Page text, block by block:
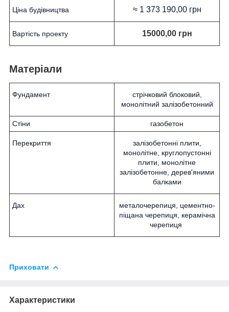
Ціна будівництва ≈ 1 373 190,00 грн
Вартість проекту 15000,00 грн
Матеріали
Фундамент
стрічковий блоковий,
монолітний залізобетонний
Стіни газобетон
Перекриття
залізобетонні плити,
монолітне, круглопустонні
плити, монолітне
залізобетонне, дерев'яними
балками
Дах
металочерепиця, цементно-
піщана черепиця, керамічна
черепиця
Приховати
Характеристики